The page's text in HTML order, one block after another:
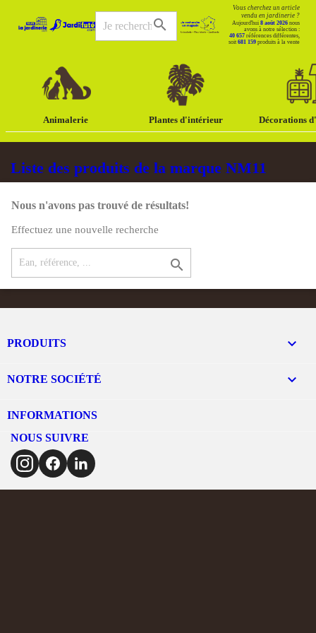
search
Vous cherchez un article
vendu en jardinerie ?
Aujourd'hui 8 août 2026 nous
avons à notre sélection :
40 657 références différentes,
soit 681 159 produits à la vente
Animalerie Plantes d'intérieur Décorations
Liste des produits de la marque NM11
Nous n'avons pas trouvé de résultats!
Effectuez une nouvelle recherche

PRODUITS 
NOTRE SOCIÉTÉ 
INFORMATIONS
NOUS SUIVRE